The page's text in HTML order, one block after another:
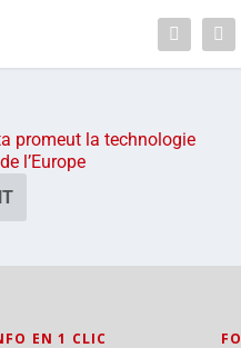
promeut la technologie
l’Europe
EN 1 CLIC